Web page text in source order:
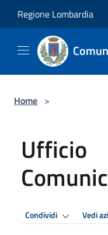
Regione Lombardia
Home >
Ufficio
Condividi Vedi